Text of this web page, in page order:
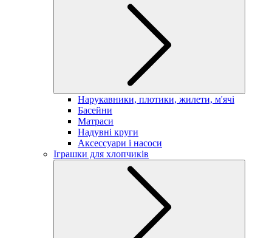
Нарукавники, плотики, жилети, м'ячі
Басейни
Матраси
Надувні круги
Аксессуари і насоси
Іграшки для хлопчиків